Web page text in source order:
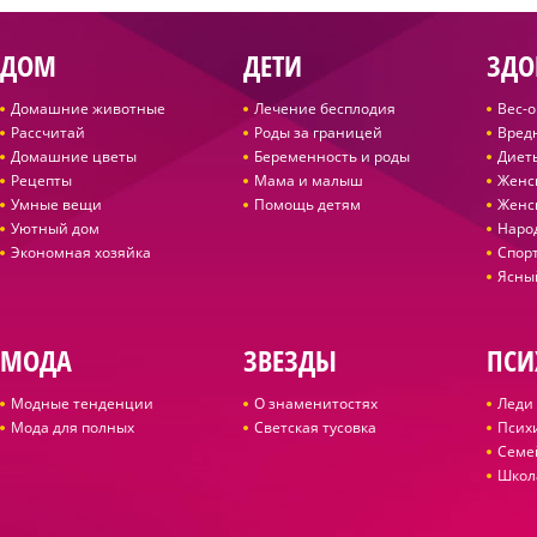
ДОМ
Домашние животные
Рассчитай
Домашние цветы
Рецепты
Умные вещи
Уютный дом
Экономная хозяйка
ДЕТИ
Лечение бесплодия
Роды за границей
Беременность и роды
Мама и малыш
Помощь детям
Вес-
МОДА
Модные тенденции
Мода для полных
ЗВЕЗДЫ
О знаменитостях
Светская тусовка
Леди